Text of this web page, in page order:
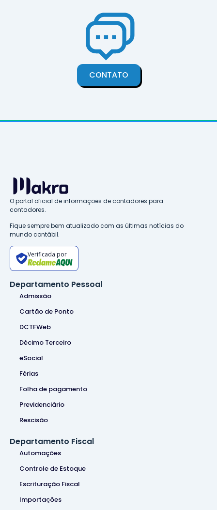
CONTATO
O portal oficial de informações de contadores para
contadores.
Fique sempre bem atualizado com as últimas notícias do
mundo contábil.
Verificada por
Departamento Pessoal
Admissão
Cartão de Ponto
DCTFWeb
Décimo Terceiro
eSocial
Férias
Folha de pagamento
Previdenciário
Rescisão
Departamento Fiscal
Automações
Controle de Estoque
Escrituração Fiscal
Importações